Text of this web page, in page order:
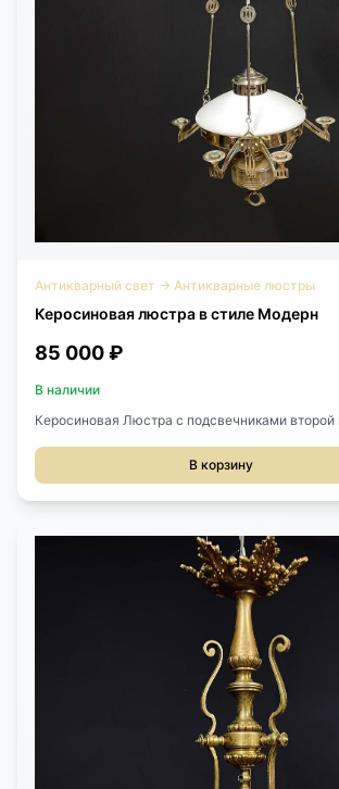
Антикварный свет → Антикварные люстры
Керосиновая люстра в стиле Модерн
85 000 ₽
В наличии
Керосиновая Люстра с подсвечниками второй
металла. Оригинальный плафон из стекла.
высоте. Диаметр 51 см. Высота 125-150 см.
В корзину